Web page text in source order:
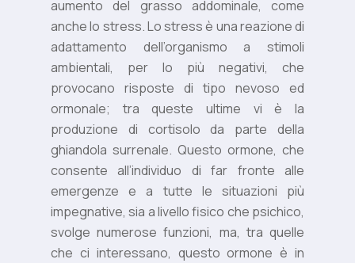
aumento del grasso addominale, come
anche lo stress. Lo stress è una reazione di
adattamento dell’organismo a stimoli
ambientali, per lo più negativi, che
provocano risposte di tipo nevoso ed
ormonale; tra queste ultime vi è la
produzione di cortisolo da parte della
ghiandola surrenale. Questo ormone, che
consente all’individuo di far fronte alle
emergenze e a tutte le situazioni più
impegnative, sia a livello fisico che psichico,
svolge numerose funzioni, ma, tra quelle
che ci interessano, questo ormone è in